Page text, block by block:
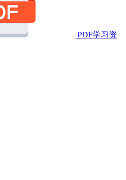
PDF学习资